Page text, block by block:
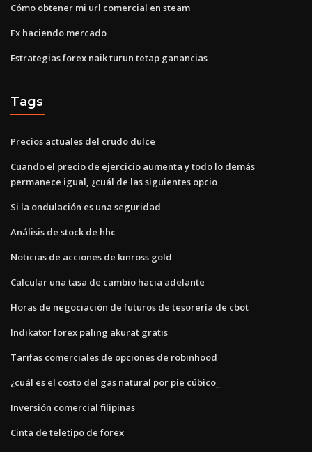
Cómo obtener mi url comercial en steam
Fx haciendo mercado
Estrategias forex naik turun tetap ganancias
Tags
Precios actuales del crudo dulce
Cuando el precio de ejercicio aumenta y todo lo demás
permanece igual, ¿cuál de las siguientes opcio
Si la ondulación es una seguridad
Análisis de stock de hhc
Noticias de acciones de kinross gold
Calcular una tasa de cambio hacia adelante
Horas de negociación de futuros de tesorería de cbot
Indikator forex paling akurat gratis
Tarifas comerciales de opciones de robinhood
¿cuál es el costo del gas natural por pie cúbico_
Inversión comercial filipinas
Cinta de teletipo de forex